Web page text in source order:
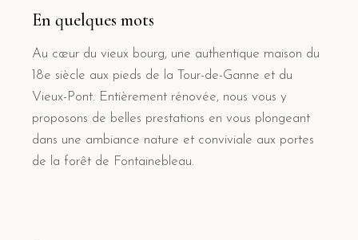
En quelques mots
Au cœur du vieux bourg, une authentique maison du
18e siècle aux pieds de la Tour-de-Ganne et du
Vieux-Pont. Entièrement rénovée, nous vous y
proposons de belles prestations en vous plongeant
dans une ambiance nature et conviviale aux portes
de la forêt de Fontainebleau.